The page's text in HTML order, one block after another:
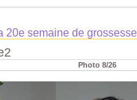
20e semaine de grossesse
Photo 8/26